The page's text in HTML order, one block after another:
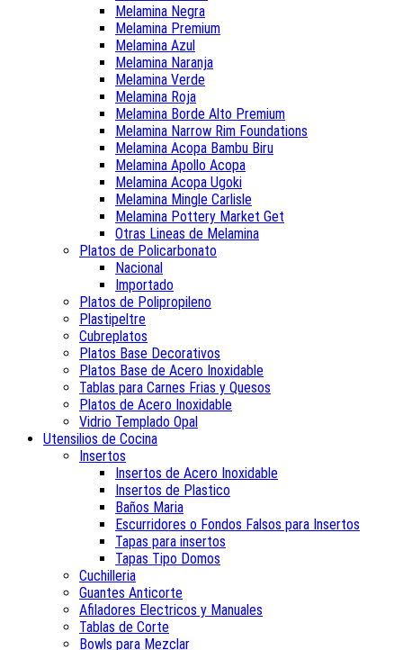
Melamina Negra
Melamina Premium
Melamina Azul
Melamina Naranja
Melamina Verde
Melamina Roja
Melamina Borde Alto Premium
Melamina Narrow Rim Foundations
Melamina Acopa Bambu Biru
Melamina Apollo Acopa
Melamina Acopa Ugoki
Melamina Mingle Carlisle
Melamina Pottery Market Get
Otras Lineas de Melamina
Platos de Policarbonato
Nacional
Importado
Platos de Polipropileno
Plastipeltre
Cubreplatos
Platos Base Decorativos
Platos Base de Acero Inoxidable
Tablas para Carnes Frias y Quesos
Platos de Acero Inoxidable
Vidrio Templado Opal
Utensilios de Cocina
Insertos
Insertos de Acero Inoxidable
Insertos de Plastico
Baños Maria
Escurridores o Fondos Falsos para Insertos
Tapas para insertos
Tapas Tipo Domos
Cuchilleria
Guantes Anticorte
Afiladores Electricos y Manuales
Tablas de Corte
Bowls para Mezclar